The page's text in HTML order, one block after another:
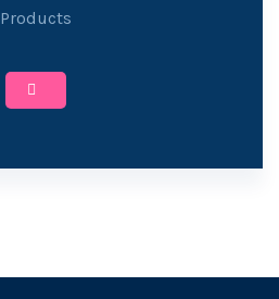
Products